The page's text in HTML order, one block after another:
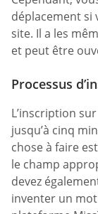
déplacement si
site. Il a les
et peut être
Processus
L’inscription
jusqu’à cinq
chose à faire
le champ
devez
inventer un